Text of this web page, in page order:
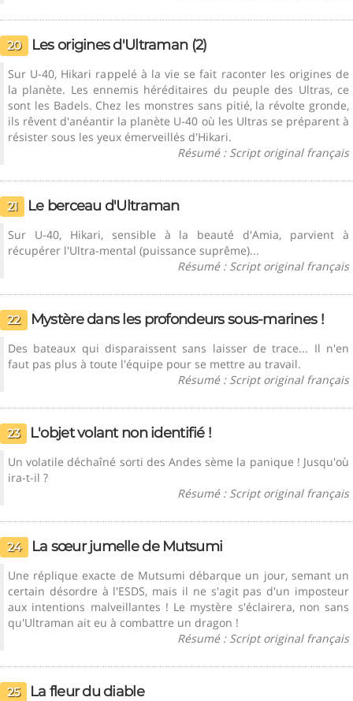
20 Les origines d'Ultraman (2)
Sur U-40, Hikari rappelé à la vie se fait raconter les origines de
la planète. Les ennemis héréditaires du peuple des Ultras, ce
sont les Badels. Chez les monstres sans pitié, la révolte gronde,
ils rêvent d'anéantir la planète U-40 où les Ultras se préparent à
résister sous les yeux émerveillés d'Hikari.
Résumé : Script original français
21 Le berceau d'Ultraman
Sur U-40, Hikari, sensible à la beauté d'Amia, parvient à
récupérer l'Ultra-mental (puissance suprême)...
Résumé : Script original français
22 Mystère dans les profondeurs sous-marines !
Des bateaux qui disparaissent sans laisser de trace... Il n'en
faut pas plus à toute l'équipe pour se mettre au travail.
Résumé : Script original français
23 L'objet volant non identifié !
Un volatile déchaîné sorti des Andes sème la panique ! Jusqu'où
ira-t-il ?
Résumé : Script original français
24 La sœur jumelle de Mutsumi
Une réplique exacte de Mutsumi débarque un jour, semant un
certain désordre à l'ESDS, mais il ne s'agit pas d'un imposteur
aux intentions malveillantes ! Le mystère s'éclairera, non sans
qu'Ultraman ait eu à combattre un dragon !
Résumé : Script original français
25 La fleur du diable